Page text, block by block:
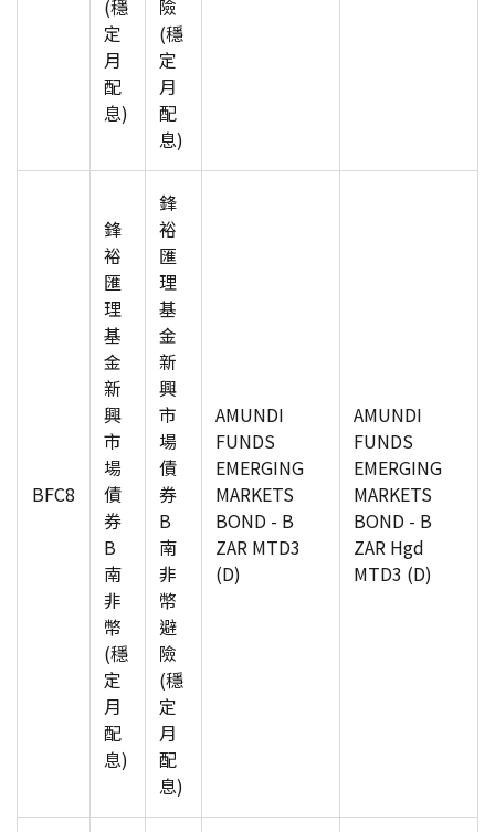
(穩
定
月
配
息)
險
(穩
定
月
配
息)
BFC8
鋒
裕
匯
理
基
金
新
興
市
場
債
券
B
南
非
幣
(穩
定
月
配
息)
鋒
裕
匯
理
基
金
新
興
市
場
債
券
B
南
非
幣
避
險
(穩
定
月
配
息)
AMUNDI
FUNDS
EMERGING
MARKETS
BOND - B
ZAR MTD3
(D)
AMUNDI
FUNDS
EMERGING
MARKETS
BOND - B
ZAR Hgd
MTD3 (D)